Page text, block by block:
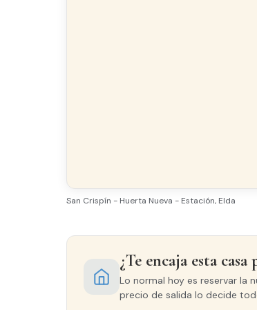
San Crispín - Huerta Nueva - Estación, Elda
¿Te encaja esta
Lo normal hoy es reservar la
precio de salida lo decide